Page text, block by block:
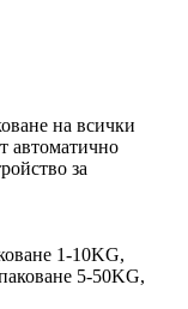
на всички
автоматично
за
1-10KG,
5-50KG,